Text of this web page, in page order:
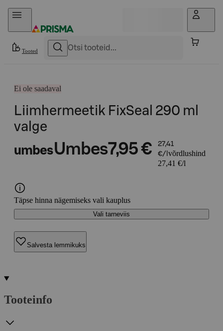
Otse sisu juurde
Tooted
Ei ole saadaval
Liimhermeetik FixSeal 290 ml
valge
umbesUmbes7,95 €
27,41
€/l võrdlushind
27,41 €/l
Täpse hinna nägemiseks vali kauplus
Vali tarneviis
Salvesta lemmikuks
Tooteinfo